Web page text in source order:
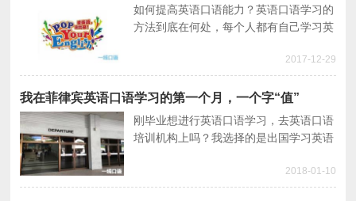
如何提高英语口语能力？英语口语学习的
方法到底在何处，每个人都有自己学习英
2017-12-29
我在菲律宾英语口语学习的第一个月，一个字“值”
刚毕业想进行英语口语学习，去英语口语
培训机构上吗？我选择的是出国学习英语
2018-01-10